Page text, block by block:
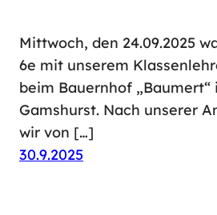
Mittwoch, den 24.09.2025
6e mit unserem
beim Bauernhof
Gamshurst. Nach unserer
wir von […]
30.9.2025